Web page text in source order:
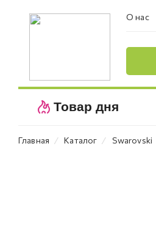
О нас
Товар дня
Главная ⁄ Каталог ⁄ Swarovski